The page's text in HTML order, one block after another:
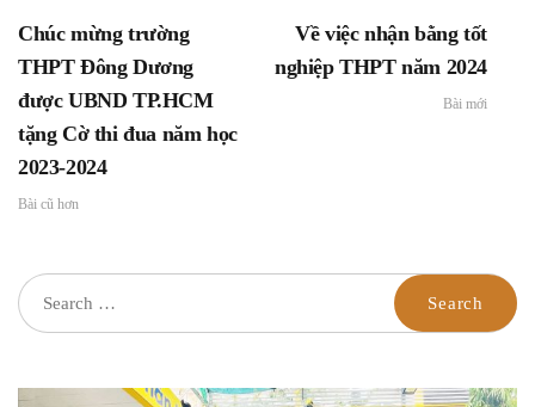
Chúc mừng trường
THPT Đông Dương
được UBND TP.HCM
tặng Cờ thi đua năm học
2023-2024
Bài cũ hơn
Về việc nhận bằng tốt
nghiệp THPT năm 2024
Bài mới